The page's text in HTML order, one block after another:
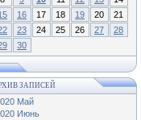
16 17 18 19 20
21
23 24 25 26 27
28
30
ЗАПИСЕЙ
Май
Июнь